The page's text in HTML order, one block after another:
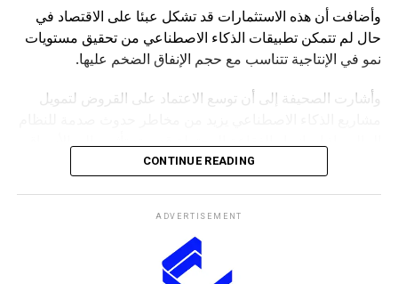
وأضافت أن هذه الاستثمارات قد تشكل عبئا على الاقتصاد في
حال لم تتمكن تطبيقات الذكاء الاصطناعي من تحقيق مستويات
نمو في الإنتاجية تتناسب مع حجم الإنفاق الضخم عليها.
وأشارت الصحيفة إلى أن توسع الاعتماد على القروض لتمويل
وكانت صحيفة “NOTUS” قد نقلت في وقت سابق أن محللين
في وزارة الخزانة الأميركية حذروا من ارتفاع المخاطر التي قد
تواجه الاقتصاد الأميركي إذا شهد قطاع الذكاء الاصطناعي
تصحيحا حادا أو انهيارا في التقييمات الاستثمارية.
CONTINUE READING
ADVERTISEMENT